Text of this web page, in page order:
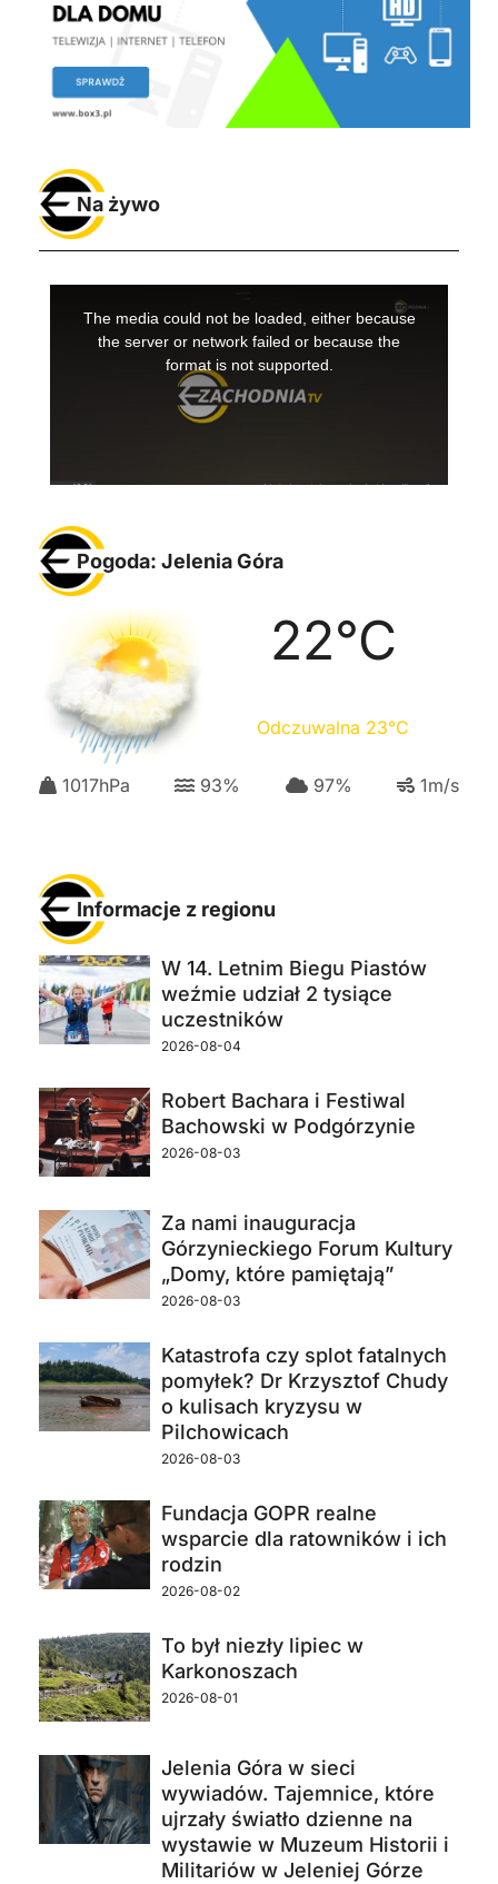
Na żywo
Pogoda: Jelenia Góra
22°C
Odczuwalna 23°C
1017hPa 93% 97% 1m/s
Informacje z regionu
W 14. Letnim Biegu Piastów
weźmie udział 2 tysiące
uczestników
2026-08-04
Robert Bachara i Festiwal
Bachowski w Podgórzynie
2026-08-03
Za nami inauguracja
Górzynieckiego Forum Kultury
„Domy, które pamiętają”
2026-08-03
Katastrofa czy splot fatalnych
pomyłek? Dr Krzysztof Chudy
o kulisach kryzysu w
Pilchowicach
2026-08-03
Fundacja GOPR realne
wsparcie dla ratowników i ich
rodzin
2026-08-02
To był niezły lipiec w
Karkonoszach
2026-08-01
Jelenia Góra w sieci
wywiadów. Tajemnice, które
ujrzały światło dzienne na
wystawie w Muzeum Historii i
Militariów w Jeleniej Górze